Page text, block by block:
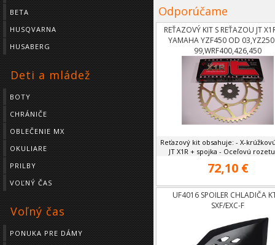
BETA
HUSQVARNA
HUSABERG
Deti a mládež
BOTY
CHRÁNIČE
OBLEČENIE MX
OKULIARE
PRILBY
VOĽNÝ ČAS
Voľný čas
PONUKA PRE DÁMY
Odporúčame
REŤAZOVÝ KIT S REŤAZOU JT
YAMAHA YZF450 OD
99,WRF400,426,450
Reťazový kit obsahuje: - X-
JT X1R + spojka - Oceľovú
72,10 €
UF4016 SPOILER CHLADIČA
SXF/EXC-F